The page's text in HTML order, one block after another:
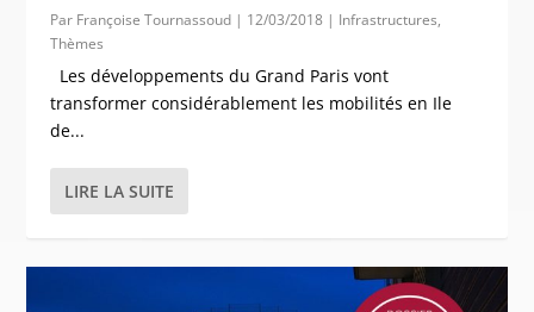
Par Françoise Tournassoud | 12/03/2018 | Infrastructures,
Thèmes
Les développements du Grand Paris vont
transformer considérablement les mobilités en Ile
de...
LIRE LA SUITE